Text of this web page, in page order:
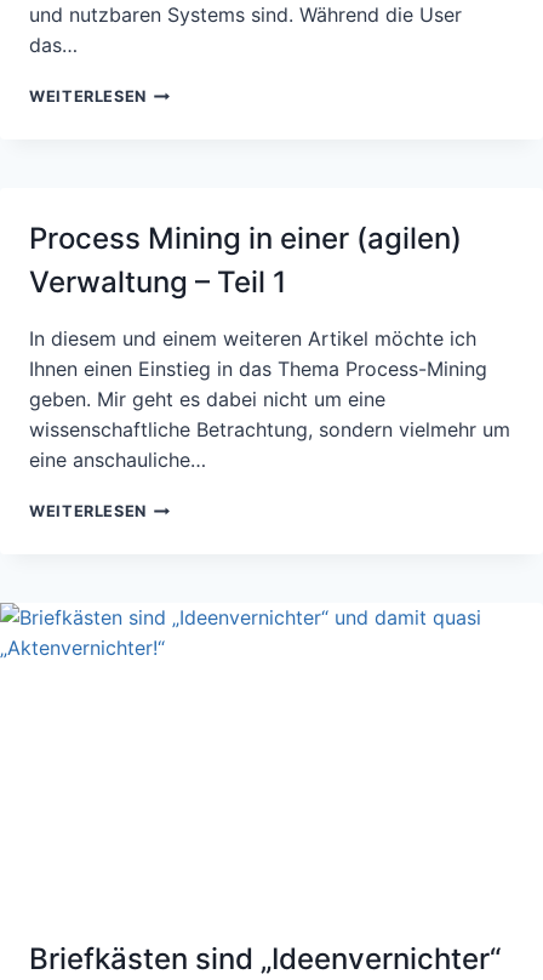
und nutzbaren Systems sind. Während die User
das…
WEITERLESEN DMS
DAS
ZUSAMMEN?
Process Mining in einer (agilen)
Verwaltung – Teil 1
In diesem und einem weiteren Artikel möchte ich
Ihnen einen Einstieg in das Thema Process-Mining
geben. Mir geht es dabei nicht um eine
wissenschaftliche Betrachtung, sondern vielmehr um
eine anschauliche…
WEITERLESEN PROCESS
VERWALTUNG
–
Briefkästen sind „Ideenvernichter“